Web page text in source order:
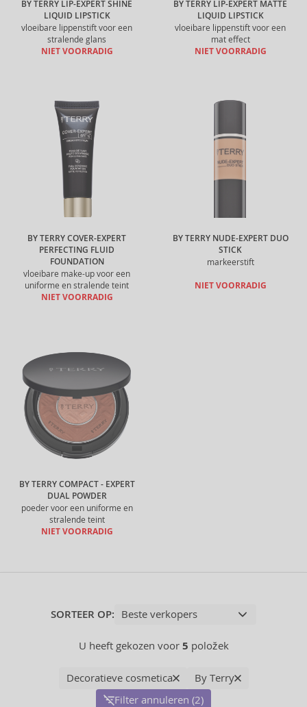
BY TERRY LIP-EXPERT SHINE
LIQUID LIPSTICK
vloeibare lippenstift voor een
stralende glans
NIET VOORRADIG
BY TERRY LIP-EXPERT MATTE
LIQUID LIPSTICK
vloeibare lippenstift voor een
mat effect
NIET VOORRADIG
BY TERRY COVER-EXPERT
PERFECTING FLUID
FOUNDATION
vloeibare make-up voor een
uniforme en stralende teint
NIET VOORRADIG
BY TERRY NUDE-EXPERT DUO
STICK
markeerstift
NIET VOORRADIG
BY TERRY COMPACT - EXPERT
DUAL POWDER
poeder voor een uniforme en
stralende teint
NIET VOORRADIG
SORTEER OP:
U heeft gekozen voor 5 položek
Decoratieve cosmetica
By Terry
Filter annuleren (2)